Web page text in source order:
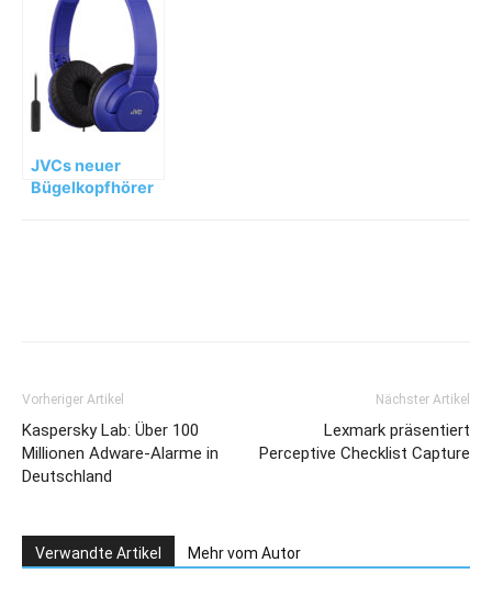
Bluetooth-
Funklautsprecher
mit 3 Soundmodi
JVCs neuer
Bügelkopfhörer
Vorheriger Artikel
Kaspersky Lab: Über 100
Millionen Adware-Alarme in
Deutschland
Nächster Artikel
Lexmark präsentiert
Perceptive Checklist Capture
Verwandte Artikel Mehr vom Autor